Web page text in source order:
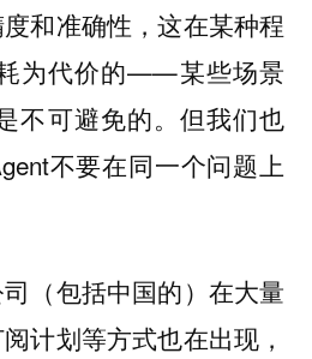
和准确性，这在某种程
为代价的——某些场景
不可避免的。但我们也
不要在同一个问题上
（包括中国的）在大量
计划等方式也在出现，